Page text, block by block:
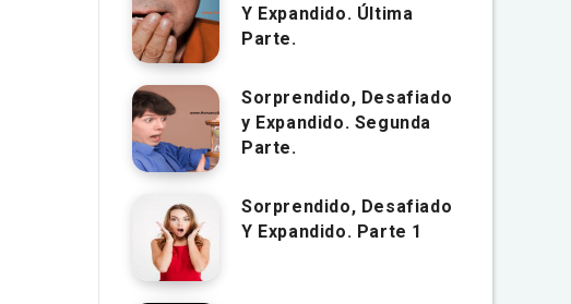
Y Expandido. Última
Parte.
Sorprendido, Desafiado
y Expandido. Segunda
Parte.
Sorprendido, Desafiado
Y Expandido. Parte 1